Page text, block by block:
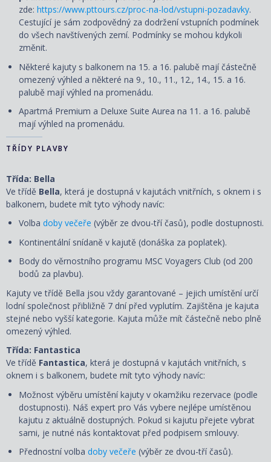
zde: https://www.pttours.cz/proc-na-lod/vstupni-pozadavky.
Cestující je sám zodpovědný za dodržení vstupních podmínek
do všech navštívených zemí. Podmínky se mohou kdykoli
změnit.
Některé kajuty s balkonem na 15. a 16. palubě mají částečně
omezený výhled a některé na 9., 10., 11., 12., 14., 15. a 16.
palubě mají výhled na promenádu.
Apartmá Premium a Deluxe Suite Aurea na 11. a 16. palubě
mají výhled na promenádu.
TŘÍDY PLAVBY
Třída: Bella
Ve třídě Bella, která je dostupná v kajutách vnitřních, s oknem i s
balkonem, budete mít tyto výhody navíc:
Volba doby večeře (výběr ze dvou-tří časů), podle dostupnosti.
Kontinentální snídaně v kajutě (donáška za poplatek).
Body do věrnostního programu MSC Voyagers Club (od 200
bodů za plavbu).
Kajuty ve třídě Bella jsou vždy garantované – jejich umístění určí
lodní společnost přibližně 7 dní před vyplutím. Zajištěna je kajuta
stejné nebo vyšší kategorie. Kajuta může mít částečně nebo plně
omezený výhled.
Třída: Fantastica
Ve třídě Fantastica, která je dostupná v kajutách vnitřních, s
oknem i s balkonem, budete mít tyto výhody navíc:
Možnost výběru umístění kajuty v okamžiku rezervace (podle
dostupnosti). Náš expert pro Vás vybere nejlépe umístěnou
kajutu z aktuálně dostupných. Pokud si kajutu přejete vybrat
sami, je nutné nás kontaktovat před podpisem smlouvy.
Přednostní volba doby večeře (výběr ze dvou-tří časů).